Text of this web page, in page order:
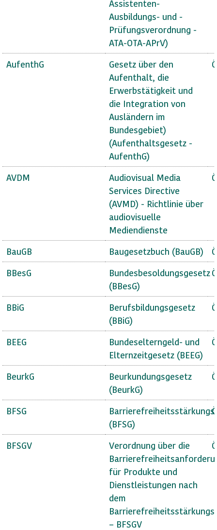
Assistenten-
Ausbildungs- und -
Prüfungsverordnung -
ATA-OTA-APrV)
AufenthG
Gesetz über den
Aufenthalt, die
Erwerbstätigkeit und
die Integration von
Ausländern im
Bundesgebiet)
(Aufenthaltsgesetz -
AufenthG)
AVDM
Audiovisual Media
Services Directive
(AVMD) - Richtlinie über
audiovisuelle
Mediendienste
BauGB Baugesetzbuch (BauGB)
BBesG
Bundesbesoldungsgesetz
(BBesG)
BBiG
Berufsbildungsgesetz
(BBiG)
BEEG
Bundeselterngeld- und
Elternzeitgesetz (BEEG)
BeurkG
Beurkundungsgesetz
(BeurkG)
BFSG
(BFSG)
BFSGV
Verordnung über die
für Produkte und
Dienstleistungen nach
dem
– BFSGV